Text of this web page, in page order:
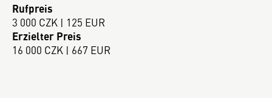
Rufpreis
3 000 CZK | 125 EUR
Erzielter Preis
16 000 CZK | 667 EUR